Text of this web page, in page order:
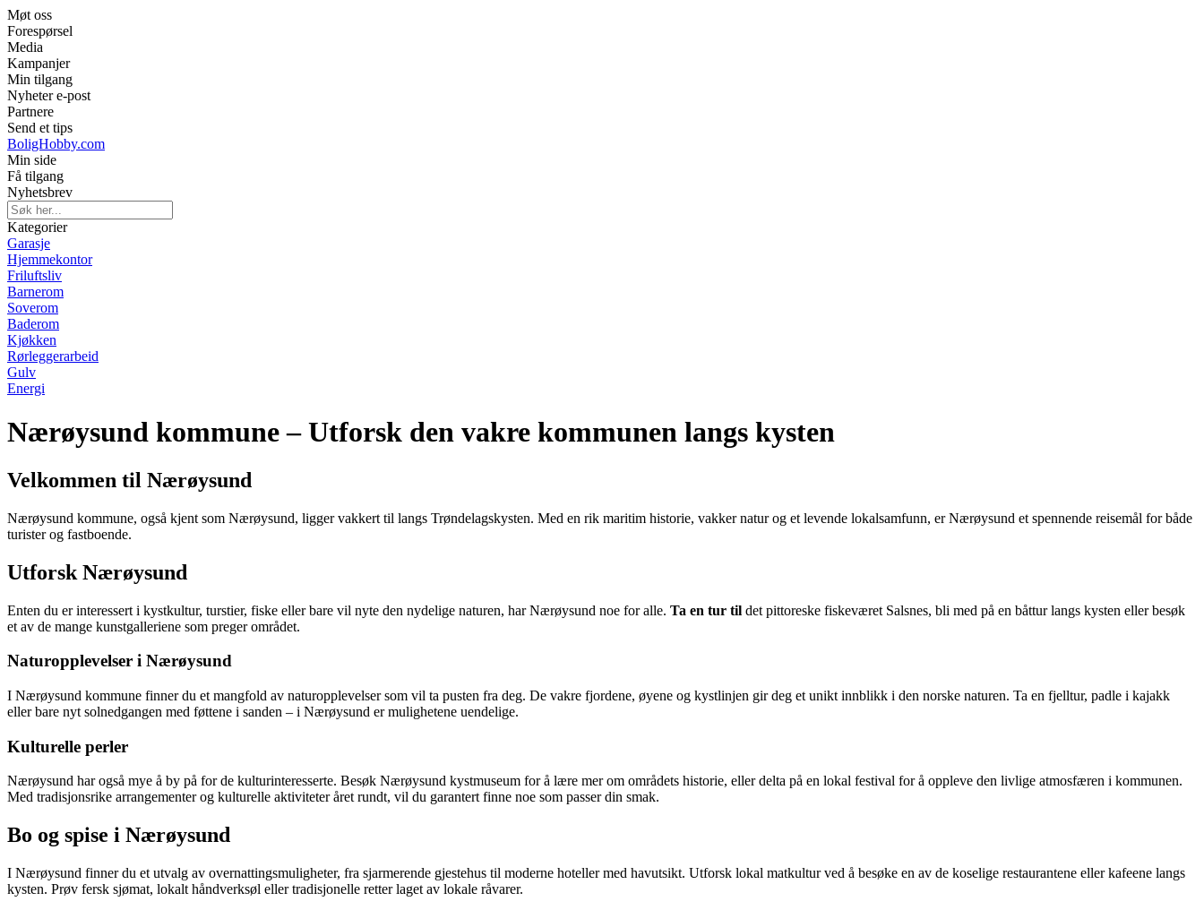
Møt oss
Forespørsel
Media
Kampanjer
Min tilgang
Nyheter e-post
Partnere
Send et tips
BoligHobby.com
Min side
Få tilgang
Nyhetsbrev
Kategorier
Garasje
Hjemmekontor
Friluftsliv
Barnerom
Soverom
Baderom
Kjøkken
Rørleggerarbeid
Gulv
Energi
Nærøysund kommune – Utforsk den vakre kommunen langs kysten
Velkommen til Nærøysund
Nærøysund kommune, også kjent som Nærøysund, ligger vakkert til langs Trøndelagskysten. Med en rik maritim historie, vakker natur og et levende lokalsamfunn, er Nærøysund et spennende reisemål for både
turister og fastboende.
Utforsk Nærøysund
Enten du er interessert i kystkultur, turstier, fiske eller bare vil nyte den nydelige naturen, har Nærøysund noe for alle. Ta en tur til det pittoreske fiskeværet Salsnes, bli med på en båttur langs kysten eller besøk
et av de mange kunstgalleriene som preger området.
Naturopplevelser i Nærøysund
I Nærøysund kommune finner du et mangfold av naturopplevelser som vil ta pusten fra deg. De vakre fjordene, øyene og kystlinjen gir deg et unikt innblikk i den norske naturen. Ta en fjelltur, padle i kajakk
eller bare nyt solnedgangen med føttene i sanden – i Nærøysund er mulighetene uendelige.
Kulturelle perler
Nærøysund har også mye å by på for de kulturinteresserte. Besøk Nærøysund kystmuseum for å lære mer om områdets historie, eller delta på en lokal festival for å oppleve den livlige atmosfæren i kommunen.
Med tradisjonsrike arrangementer og kulturelle aktiviteter året rundt, vil du garantert finne noe som passer din smak.
Bo og spise i Nærøysund
I Nærøysund finner du et utvalg av overnattingsmuligheter, fra sjarmerende gjestehus til moderne hoteller med havutsikt. Utforsk lokal matkultur ved å besøke en av de koselige restaurantene eller kafeene langs
kysten. Prøv fersk sjømat, lokalt håndverksøl eller tradisjonelle retter laget av lokale råvarer.